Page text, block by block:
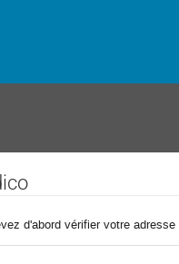
d'abord vérifier votre